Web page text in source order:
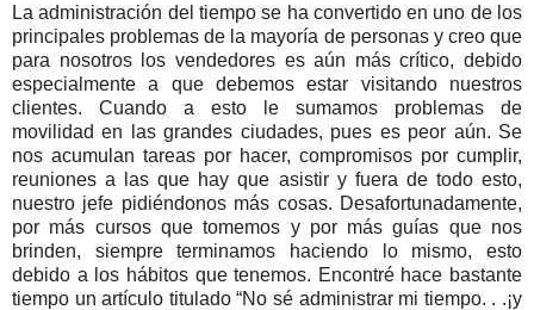
La administración del tiempo se ha convertido en uno de los
principales problemas de la mayoría de personas y creo que
para nosotros los vendedores es aún más crítico, debido
especialmente a que debemos estar visitando nuestros
clientes. Cuando a esto le sumamos problemas de
movilidad en las grandes ciudades, pues es peor aún. Se
nos acumulan tareas por hacer, compromisos por cumplir,
reuniones a las que hay que asistir y fuera de todo esto,
nuestro jefe pidiéndonos más cosas. Desafortunadamente,
por más cursos que tomemos y por más guías que nos
brinden, siempre terminamos haciendo lo mismo, esto
debido a los hábitos que tenemos. Encontré hace bastante
tiempo un artículo titulado “No sé administrar mi tiempo. . .¡y